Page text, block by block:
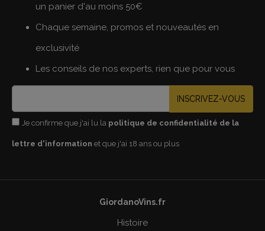
un panier d'au moins 50€
Chaque semaine, promos et nouveautés en
exclusivité
Les conseils de nos experts, rien que pour vous
INSCRIVEZ-VOUS
Je confirme que j'ai lu la politique de confidentialité de la
lettre d'information et que j'ai 18 ans ou plus
GiordanoVins.fr
Histoire